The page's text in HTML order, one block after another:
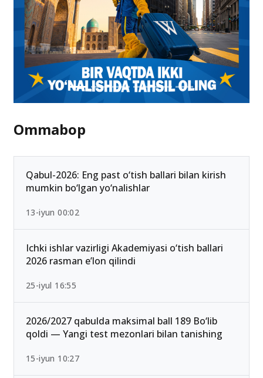
Ommabop
Qabul-2026: Eng past o‘tish ballari bilan kirish
mumkin bo‘lgan yo‘nalishlar
13-iyun 00:02
Ichki ishlar vazirligi Akademiyasi o‘tish ballari
2026 rasman e’lon qilindi
25-iyul 16:55
2026/2027 qabulda maksimal ball 189 Bo‘lib
qoldi — Yangi test mezonlari bilan tanishing
15-iyun 10:27